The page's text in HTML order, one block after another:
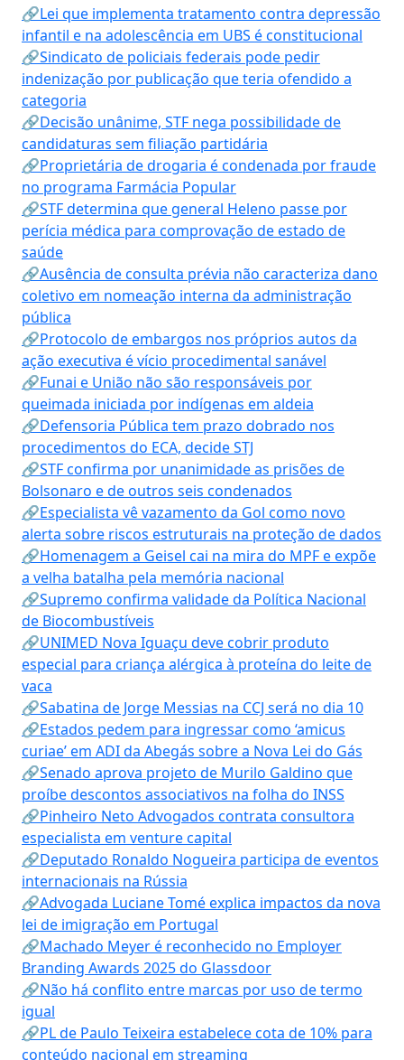
🔗Lei que implementa tratamento contra depressão
infantil e na adolescência em UBS é constitucional
🔗Sindicato de policiais federais pode pedir
indenização por publicação que teria ofendido a
categoria
🔗Decisão unânime, STF nega possibilidade de
candidaturas sem filiação partidária
🔗Proprietária de drogaria é condenada por fraude
no programa Farmácia Popular
🔗STF determina que general Heleno passe por
perícia médica para comprovação de estado de
saúde
🔗Ausência de consulta prévia não caracteriza dano
coletivo em nomeação interna da administração
pública
🔗Protocolo de embargos nos próprios autos da
ação executiva é vício procedimental sanável
🔗Funai e União não são responsáveis por
queimada iniciada por indígenas em aldeia
🔗Defensoria Pública tem prazo dobrado nos
procedimentos do ECA, decide STJ
🔗STF confirma por unanimidade as prisões de
Bolsonaro e de outros seis condenados
🔗Especialista vê vazamento da Gol como novo
alerta sobre riscos estruturais na proteção de dados
🔗Homenagem a Geisel cai na mira do MPF e expõe
a velha batalha pela memória nacional
🔗Supremo confirma validade da Política Nacional
de Biocombustíveis
🔗UNIMED Nova Iguaçu deve cobrir produto
especial para criança alérgica à proteína do leite de
vaca
🔗Sabatina de Jorge Messias na CCJ será no dia 10
🔗Estados pedem para ingressar como ‘amicus
curiae’ em ADI da Abegás sobre a Nova Lei do Gás
🔗Senado aprova projeto de Murilo Galdino que
proíbe descontos associativos na folha do INSS
🔗Pinheiro Neto Advogados contrata consultora
especialista em venture capital
🔗Deputado Ronaldo Nogueira participa de eventos
internacionais na Rússia
🔗Advogada Luciane Tomé explica impactos da nova
lei de imigração em Portugal
🔗Machado Meyer é reconhecido no Employer
Branding Awards 2025 do Glassdoor
🔗Não há conflito entre marcas por uso de termo
igual
🔗PL de Paulo Teixeira estabelece cota de 10% para
conteúdo nacional em streaming